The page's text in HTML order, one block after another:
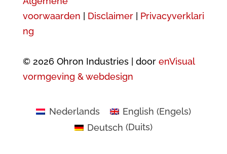
voorwaarden | Disclaimer| Privacyverklari
ng
© 2026 Ohron Industries | door enVisual
vormgeving & webdesign
Nederlands English (Engels)
Deutsch (Duits)